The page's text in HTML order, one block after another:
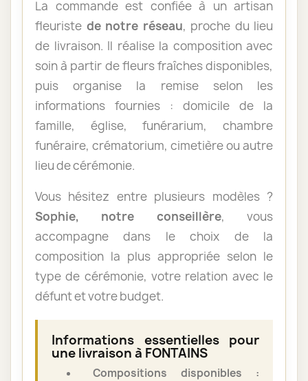
La commande est confiée à un artisan
fleuriste de notre réseau, proche du lieu
de livraison. Il réalise la composition avec
soin à partir de fleurs fraîches disponibles,
puis organise la remise selon les
informations fournies : domicile de la
famille, église, funérarium, chambre
funéraire, crématorium, cimetière ou autre
lieu de cérémonie.
Vous hésitez entre plusieurs modèles ?
Sophie, notre conseillère, vous
accompagne dans le choix de la
composition la plus appropriée selon le
type de cérémonie, votre relation avec le
défunt et votre budget.
Informations essentielles pour
une livraison à FONTAINS
Compositions disponibles :